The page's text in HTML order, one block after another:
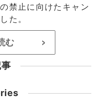
禁止に向けたキャン
た。
む >